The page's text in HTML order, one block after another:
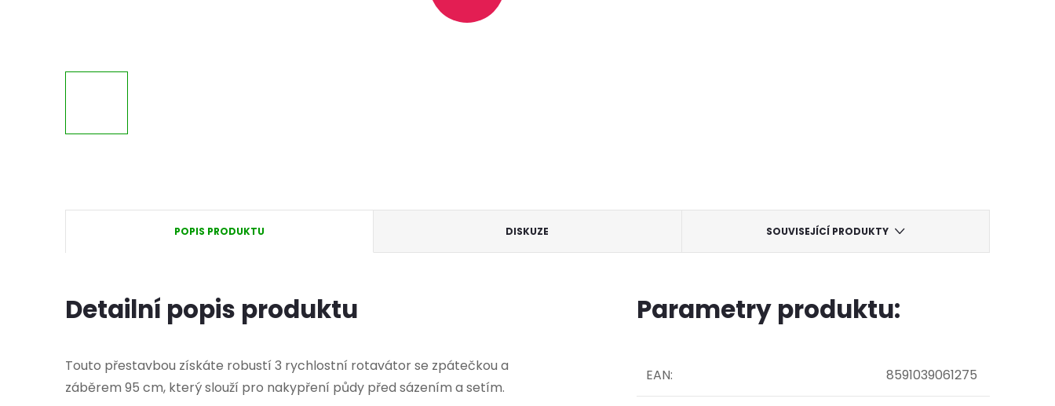
POPIS PRODUKTU DISKUZE SOUVISEJÍCÍ PRODUKTY
Detailní popis produktu
Touto přestavbou získáte robustí 3 rychlostní rotavátor se zpátečkou a
záběrem 95 cm, který slouží pro nakypření půdy před sázením a setím.
Parametry produktu:
EAN: 8591039061275